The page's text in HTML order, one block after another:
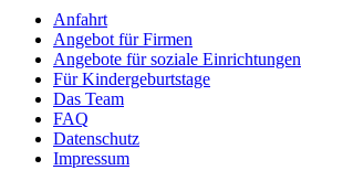
Anfahrt
Angebot für Firmen
Angebote für soziale Einrichtungen
Für Kindergeburtstage
Das Team
FAQ
Datenschutz
Impressum